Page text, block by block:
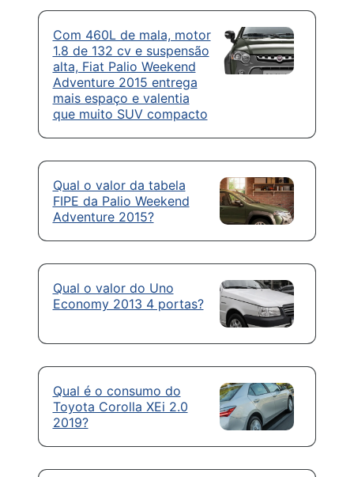
Com 460L de mala, motor
1.8 de 132 cv e suspensão
alta, Fiat Palio Weekend
Adventure 2015 entrega
mais espaço e valentia
que muito SUV compacto
Qual o valor da tabela
FIPE da Palio Weekend
Adventure 2015?
Qual o valor do Uno
Economy 2013 4 portas?
Qual é o consumo do
Toyota Corolla XEi 2.0
2019?